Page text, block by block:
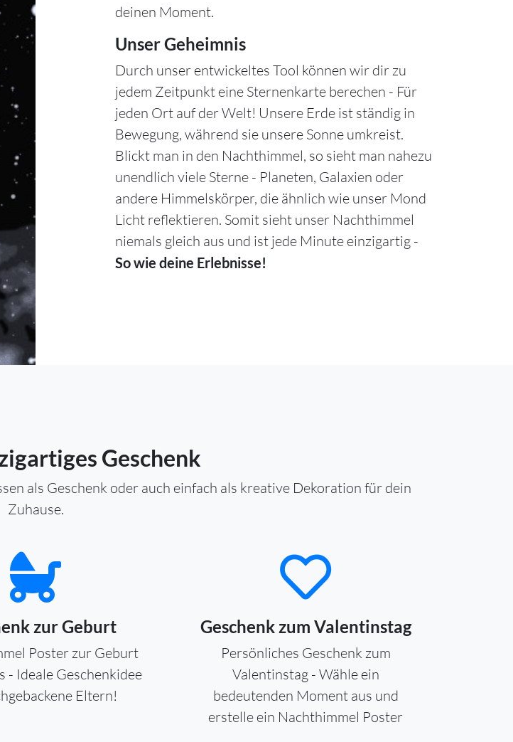
deinen Moment.
Unser Geheimnis
Durch unser entwickeltes Tool können wir dir zu
jedem Zeitpunkt eine Sternenkarte berechen - Für
jeden Ort auf der Welt! Unsere Erde ist ständig in
Bewegung, während sie unsere Sonne umkreist.
Blickt man in den Nachthimmel, so sieht man nahezu
unendlich viele Sterne - Planeten, Galaxien oder
andere Himmelskörper, die ähnlich wie unser Mond
Licht reflektieren. Somit sieht unser Nachthimmel
niemals gleich aus und ist jede Minute einzigartig -
So wie deine Erlebnisse!
Geschenk
als Geschenk oder auch einfach als kreative Dekoration für dein
Zuhause.
zur Geburt
Poster zur Geburt
- Ideale Geschenkidee
Eltern!
Geschenk zum Valentinstag
Persönliches Geschenk zum
Valentinstag - Wähle ein
bedeutenden Moment aus und
erstelle ein Nachthimmel Poster